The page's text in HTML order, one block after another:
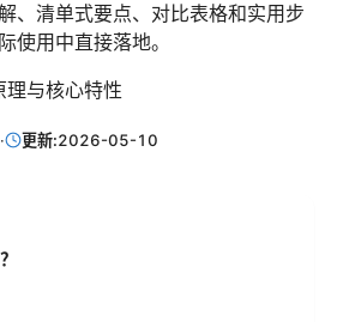
、清单式要点、对比表格和实用步
使用中直接落地。
与核心特性
· 更新:2026-05-10